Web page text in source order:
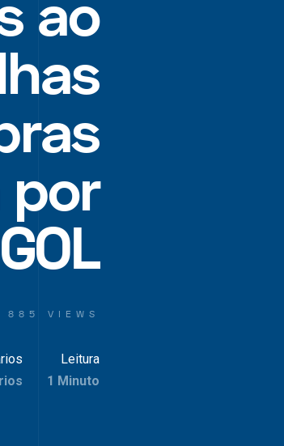
ao
por
885 VIEWS
Leitura
1 Minuto